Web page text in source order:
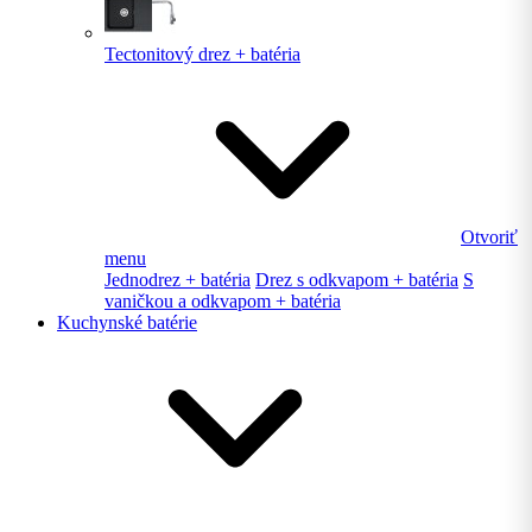
Tectonitový drez + batéria
Otvoriť
menu
Jednodrez + batéria Drez s odkvapom + batéria S
vaničkou a odkvapom + batéria
Kuchynské batérie